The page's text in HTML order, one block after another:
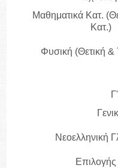
Μαθηματικά Κατ.
Κατ.)
Φυσική (Θετική &
Νεοελληνική
Επιλογής